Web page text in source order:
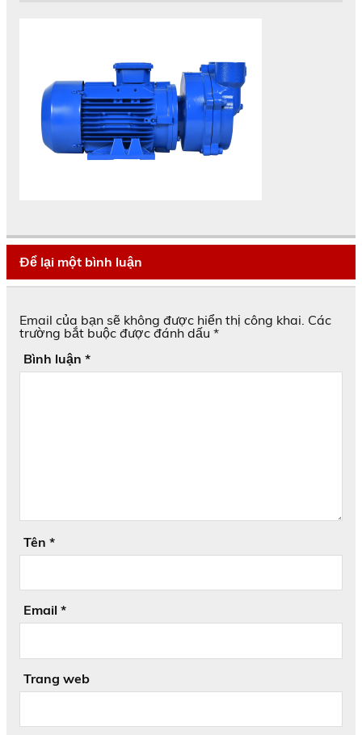
Để lại một bình luận
Email của bạn sẽ không được hiển thị công khai. Các
trường bắt buộc được đánh dấu *
Bình luận *
Tên *
Email *
Trang web